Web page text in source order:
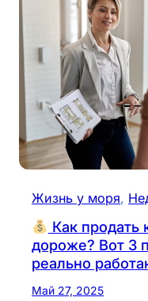
Жизнь у моря,
Как продать
дороже? Вот 3
реально
Май 27, 2025